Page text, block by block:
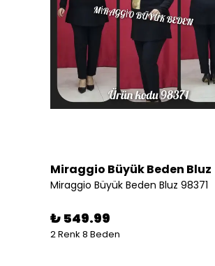
Miraggio Büyük Beden Bluz
Miraggio Büyük Beden Bluz 98371
₺ 549.99
2 Renk 8 Beden